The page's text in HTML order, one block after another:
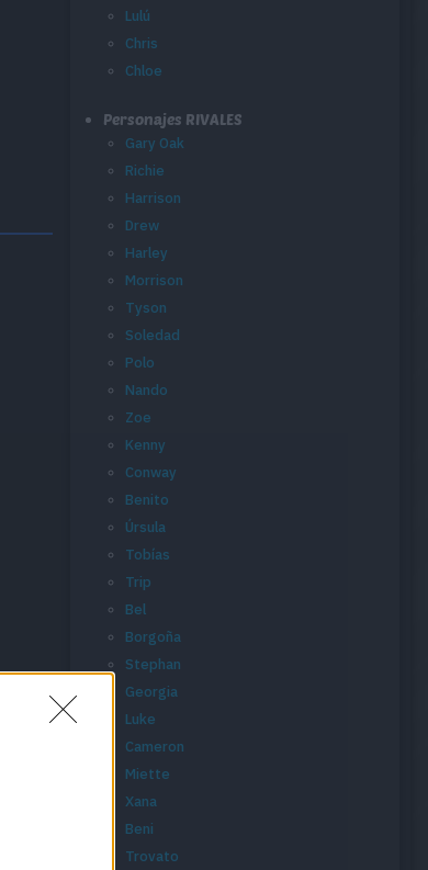
Lulú
Chris
Chloe
Personajes RIVALES
Gary Oak
Richie
Harrison
Drew
Harley
Morrison
Tyson
Soledad
Polo
Nando
Zoe
Kenny
Conway
Benito
Úrsula
Tobías
Trip
Bel
Borgoña
Stephan
Georgia
Luke
Cameron
Miette
Xana
Beni
Trovato